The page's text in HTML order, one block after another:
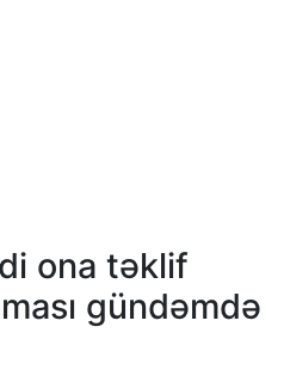
ona təklif
gündəmdə